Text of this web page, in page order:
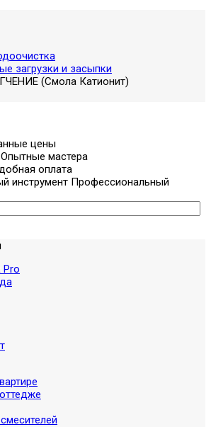
загрузки и засыпки
(Смола Катионит)
цены
Опытные мастера
оплата
Профессиональный
Pro